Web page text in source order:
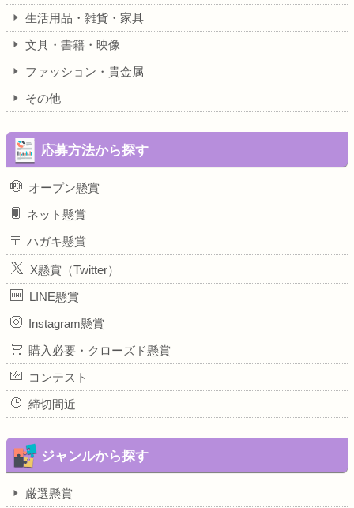
生活用品・雑貨・家具
文具・書籍・映像
ファッション・貴金属
その他
応募方法から探す
オープン懸賞
ネット懸賞
ハガキ懸賞
X懸賞（Twitter）
LINE懸賞
Instagram懸賞
購入必要・クローズド懸賞
コンテスト
締切間近
ジャンルから探す
厳選懸賞